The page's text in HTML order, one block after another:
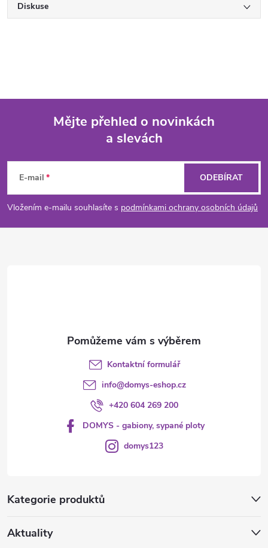
Diskuse
p
Mějte přehled o novinkách
a slevách
E-mail
Vložením e-mailu souhlasíte s podmínkami ochrany osobních údajů
ODEBÍRAT
Kategorie produktů
Aktuality
Kontaktní formulář
info@domys-eshop.cz
+420 604 269 200
DOMYS - gabiony, sypané ploty
domys123